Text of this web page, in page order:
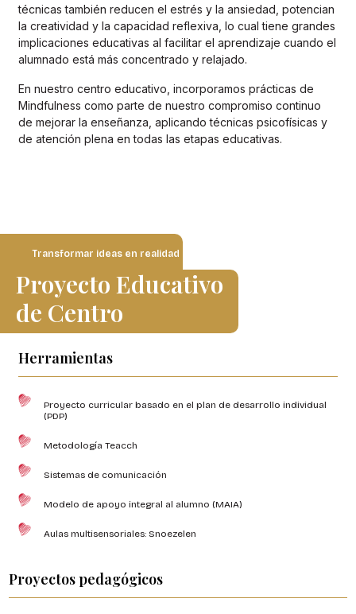
técnicas también reducen el estrés y la ansiedad, potencian
la creatividad y la capacidad reflexiva, lo cual tiene grandes
implicaciones educativas al facilitar el aprendizaje cuando el
alumnado está más concentrado y relajado.
En nuestro centro educativo, incorporamos prácticas de
Mindfulness como parte de nuestro compromiso continuo
de mejorar la enseñanza, aplicando técnicas psicofísicas y
de atención plena en todas las etapas educativas.
Transformar ideas en realidad
Proyecto Educativo
de Centro
Herramientas
Proyecto curricular basado en el plan de desarrollo individual
(PDP)
Metodología Teacch
Sistemas de comunicación
Modelo de apoyo integral al alumno (MAIA)
Aulas multisensoriales: Snoezelen
Proyectos pedagógicos